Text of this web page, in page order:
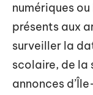
numériques
présents aux
surveiller la
scolaire, de la
annonces